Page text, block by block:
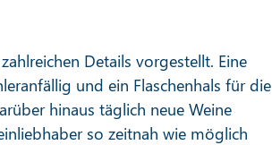
Details vorgestellt. Eine
und ein Flaschenhals für die
hinaus täglich neue Weine
so zeitnah wie möglich